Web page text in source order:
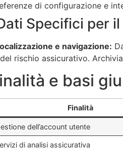
di configurazione e
Specifici per
e navigazione:
del rischio assicurativo.
e basi
Finalità
dell’account utente
di analisi assicurativa